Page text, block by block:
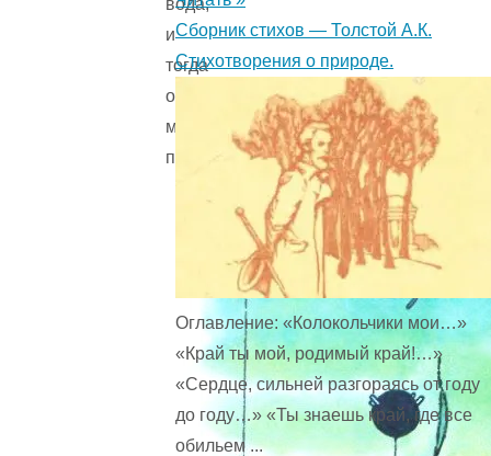
вода,
и
тогда
он
может
потонуть.
Сборник стихов — Толстой А.К.
Стихотворения о природе.
Оглавление: «Колокольчики мои…»
«Край ты мой, родимый край!…»
«Сердце, сильней разгораясь от году
до году…» «Ты знаешь край, где все
обильем ...